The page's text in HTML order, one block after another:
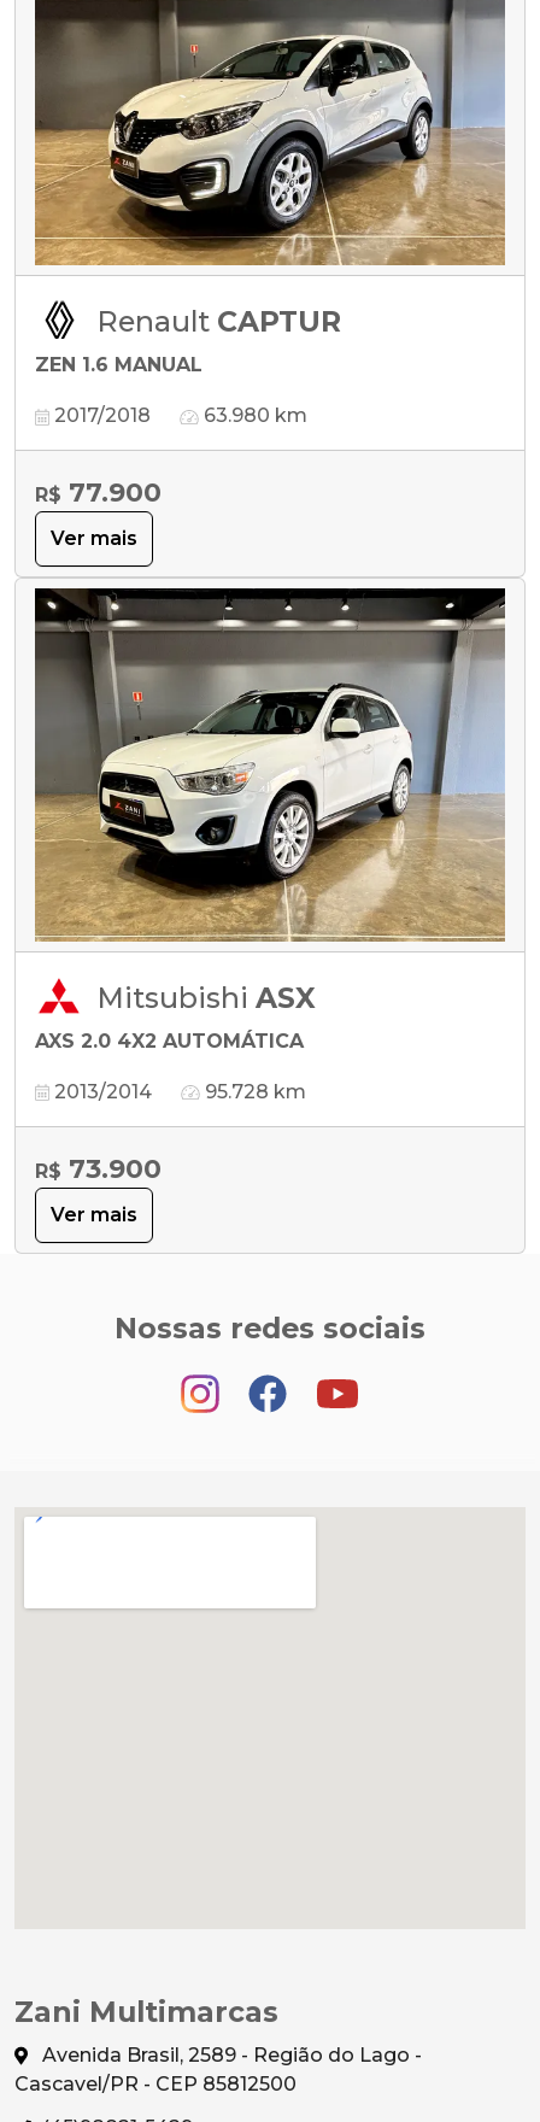
Renault CAPTUR
ZEN 1.6 MANUAL
2017/2018 63.980 km
R$ 77.900
Ver mais
Mitsubishi ASX
AXS 2.0 4X2 AUTOMÁTICA
2013/2014 95.728 km
R$ 73.900
Ver mais
Nossas redes sociais
Zani Multimarcas
Avenida Brasil, 2589 - Região do Lago -
Cascavel/PR - CEP 85812500